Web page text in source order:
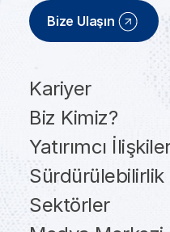
Kariyer
Biz Kimiz?
Yatırımcı
Sürdürülebilirlik
Sektörler
Bize Ulaşın